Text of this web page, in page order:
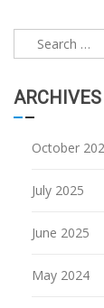
Search
for:
ARCHIVES
October
July 2025
June 2025
May 2024